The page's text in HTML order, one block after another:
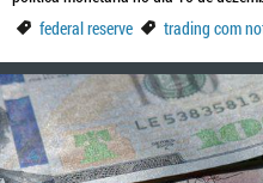
federal reserve
trading com